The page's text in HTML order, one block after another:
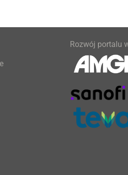
Rozwój portalu